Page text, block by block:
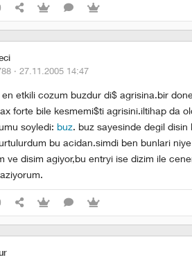
· 27.11.2005 14:47
etkili cozum buzdur di$ agrisina.bir
forte bile kesmemi$ti agrisini.iltihap da
soyledi: buz. buz sayesinde degil
bu acidan.simdi ben bunlari
ve disim agiyor,bu entryi ise dizim ile